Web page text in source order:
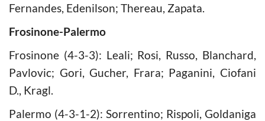
Fernandes, Edenilson; Thereau, Zapata.
Frosinone-Palermo
Frosinone (4-3-3): Leali; Rosi, Russo, Blanchard,
Pavlovic; Gori, Gucher, Frara; Paganini, Ciofani
D., Kragl.
Palermo (4-3-1-2): Sorrentino; Rispoli, Goldaniga